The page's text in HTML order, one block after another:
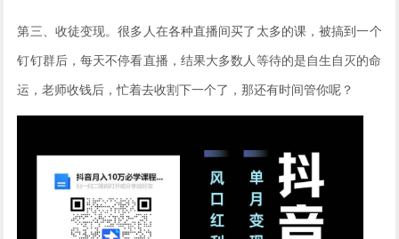
第三、收徒变现。很多人在各种直播间买了太多的课，被搞到一个
钉钉群后，每天不停看直播，结果大多数人等待的是自生自灭的命
运，老师收钱后，忙着去收割下一个了，那还有时间管你呢？